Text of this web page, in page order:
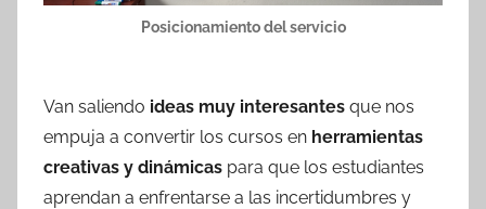
Posicionamiento del servicio
Van saliendo ideas muy interesantes que nos
empuja a convertir los cursos en herramientas
creativas y dinámicas para que los estudiantes
aprendan a enfrentarse a las incertidumbres y